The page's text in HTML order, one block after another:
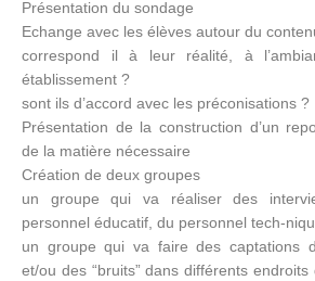
Présentation du sondage
Echange avec les élèves autour du
correspond il à leur réalité, à
établissement ?
sont ils d’accord avec les préconisations ?
Présentation de la construction d’un
de la matière nécessaire
Création de deux groupes
un groupe qui va réaliser des
personnel éducatif, du personnel tech-
un groupe qui va faire des captations
et/ou des “bruits” dans différents endroits